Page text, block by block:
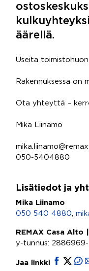
äärellä.
Useita
Rakennuksessa on
Ota yhteyttä –
Mika Liinamo
050-5404880
Lisätiedot ja
Mika Liinamo
050 540 4880
REMAX Casa Alto
y-tunnus:
Jaa linkki